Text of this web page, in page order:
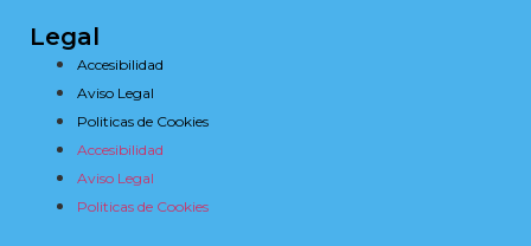
Legal
Accesibilidad
Aviso Legal
Politicas de Cookies
Accesibilidad
Aviso Legal
Politicas de Cookies